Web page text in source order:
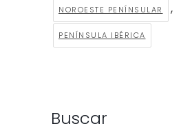
NOROESTE PENÍNSULAR ,
PENÍNSULA IBÉRICA
Buscar